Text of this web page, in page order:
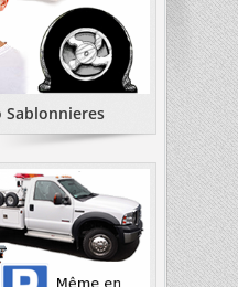
Sablonnieres